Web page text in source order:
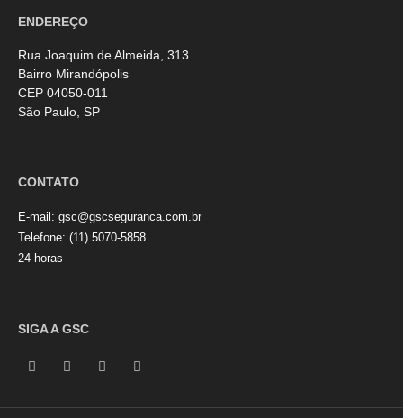
ENDEREÇO
Rua Joaquim de Almeida, 313
Bairro Mirandópolis
CEP 04050-011
São Paulo, SP
CONTATO
E-mail: gsc@gscseguranca.com.br
Telefone: (11) 5070-5858
24 horas
SIGA A GSC